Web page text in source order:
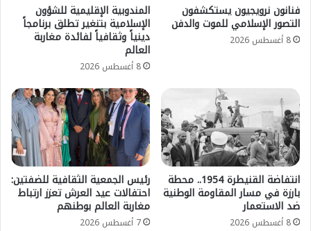
فنانون نرويجيون يستكشفون
التصور الإسلامي للموت والدفن
8 أغسطس 2026
المندوبية الإقليمية للشؤون
الإسلامية بتنغير تطلق برنامجاً
دينياً وثقافياً لفائدة مغاربة
العالم
8 أغسطس 2026
انتفاضة القنيطرة 1954.. محطة
بارزة في مسار المقاومة الوطنية
ضد الاستعمار
8 أغسطس 2026
رئيس الجمعية الثقافية للضفتين:
احتفالات عيد العرش تعزز ارتباط
مغاربة العالم بوطنهم
7 أغسطس 2026